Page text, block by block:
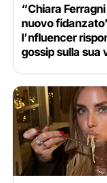
“Chiara
nuovo
l’nfluencer
gossip sulla sua